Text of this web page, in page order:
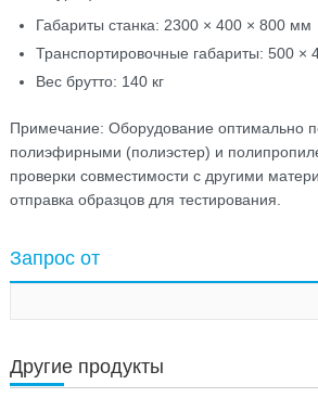
Габариты станка: 2300 × 400 × 800 мм
Транспортировочные габариты: 500 ×
Вес брутто: 140 кг
Примечание: Оборудование оптимально
полиэфирными (полиэстер) и
проверки совместимости с другими
отправка образцов для тестирования.
Запрос от
Другие продукты